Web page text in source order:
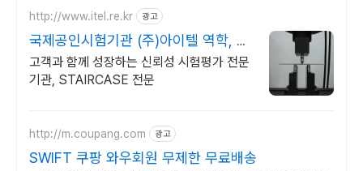
http://www.itel.re.kr 광고
국제공인시험기관 (주)아이텔 역학, 환
경, 전장시험 전문
고객과 함께 성장하는 신뢰성 시험평가 전문
기관, STAIRCASE 전문
http://m.coupang.com 광고
SWIFT 쿠팡 와우회원 무제한 무료배송